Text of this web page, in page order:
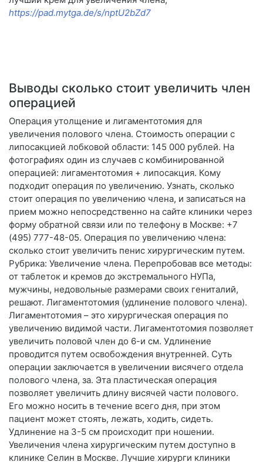
https://pad.mytga.de/s/nptU2bZd7
Выводы сколько стоит увеличить член
операцией
Операция утолщение и лигаментотомия для
увеличения полового члена. Стоимость операции с
липосакцией лобковой области: 145 000 рублей. На
фотографиях один из случаев с комбинированной
операцией: лигаментотомия + липосакция. Кому
подходит операция по увеличению. Узнать, сколько
стоит операция по увеличению члена, и записаться на
прием можно непосредственно на сайте клиники через
форму обратной связи или по телефону в Москве: +7
(495) 777-48-05. Операция по увеличению члена:
сколько стоит увеличить пенис хирургическим путем.
Рубрика: Увеличение члена. Перепробовав все методы:
от таблеток и кремов до экстремального НУПа,
мужчины, недовольные размерами своих гениталий,
решают. Лигаментотомия (удлинение полового члена).
Лигаментотомия – это хирургическая операция по
увеличению видимой части. Лигаментотомия позволяет
увеличить половой член до 6-и см. Удлинение
проводится путем освобождения внутренней. Суть
операции заключается в увеличении висячего отдела
полового члена, за. Эта пластическая операция
позволяет увеличить длину висячей части полового.
Его можно носить в течение всего дня, при этом
пациент может стоять, лежать, ходить, сидеть.
Удлинение на 3-5 см происходит при ношении.
Увеличения члена хирургическим путем доступно в
клинике Селин в Москве. Лучшие хирурги клиники